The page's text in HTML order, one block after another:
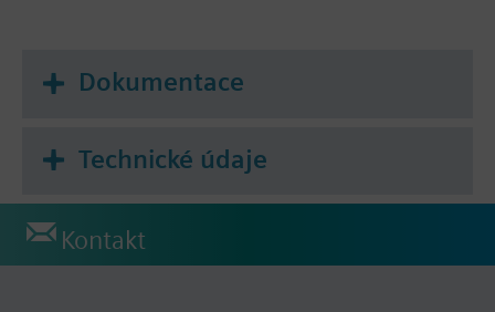
Dokumentace
Technické údaje
Kontakt